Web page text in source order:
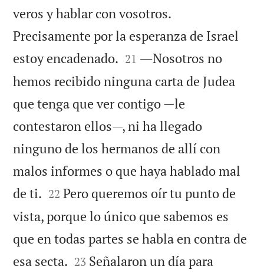
veros y hablar con vosotros.
Precisamente por la esperanza de Israel
estoy encadenado. 

21 ―Nosotros no
hemos recibido ninguna carta de Judea
que tenga que ver contigo —le
contestaron ellos—, ni ha llegado
ninguno de los hermanos de allí con
malos informes o que haya hablado mal
de ti. 

22 Pero queremos oír tu punto de
vista, porque lo único que sabemos es
que en todas partes se habla en contra de
esa secta. 

23 Señalaron un día para